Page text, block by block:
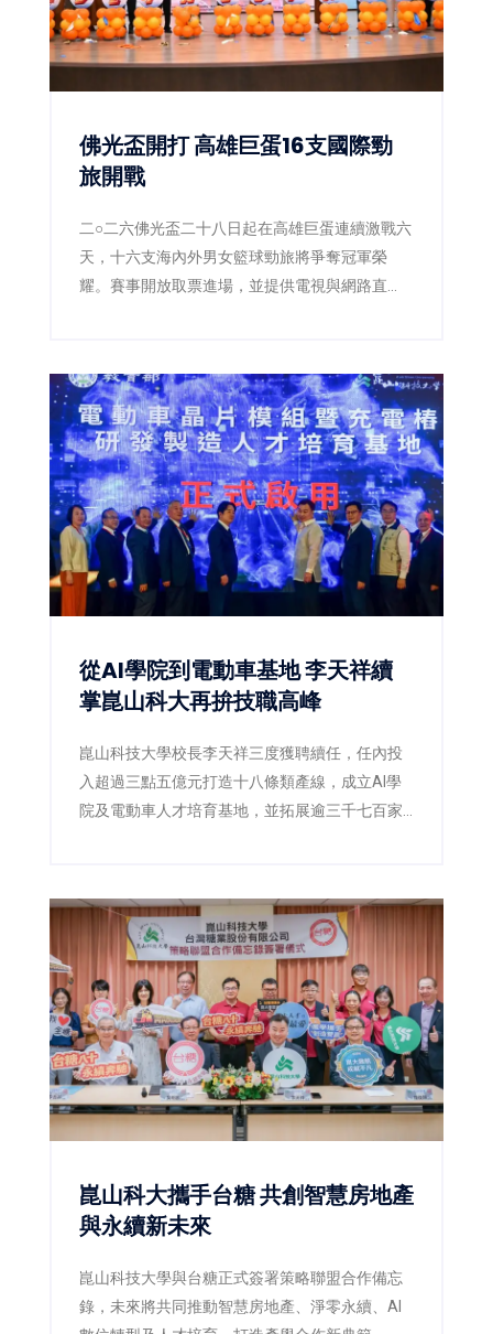
佛光盃開打 高雄巨蛋16支國際勁
旅開戰
二○二六佛光盃二十八日起在高雄巨蛋連續激戰六
天，十六支海內外男女籃球勁旅將爭奪冠軍榮
耀。賽事開放取票進場，並提供電視與網路直
從AI學院到電動車基地 李天祥續
掌崑山科大再拚技職高峰
崑山科技大學校長李天祥三度獲聘續任，任內投
入超過三點五億元打造十八條類產線，成立AI學
院及電動車人才培育基地，並拓展逾三千七百家
崑山科大攜手台糖 共創智慧房地產
與永續新未來
崑山科技大學與台糖正式簽署策略聯盟合作備忘
錄，未來將共同推動智慧房地產、淨零永續、AI